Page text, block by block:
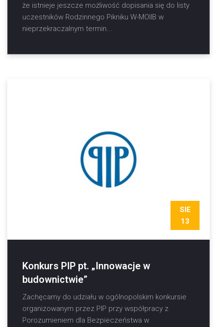
że istnieje jeszcze możliwość dopisania się do listy
uczestników Rodzinnego Pikniku W-MOIIB w
nieprzekraczalnym termin...
Konkurs PIP pt. „Innowacje w
budownictwie”
SIE
13
Zachęcamy do udziału w ogólnopolskim konkursie
organizowanym przez PIP przy współpracy z
Porozumieniem dla Bezpieczeństwa w